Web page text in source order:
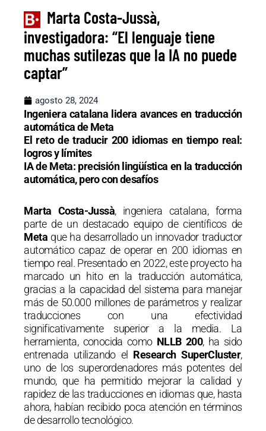
Marta Costa-Jussà,
investigadora: “El lenguaje tiene
muchas sutilezas que la IA no puede
captar”
agosto 28, 2024
Ingeniera catalana lidera avances en traducción
automática de Meta
El reto de traducir 200 idiomas en tiempo real:
logros y límites
IA de Meta: precisión lingüística en la traducción
automática, pero con desafíos
Marta Costa-Jussà, ingeniera catalana, forma
parte de un destacado equipo de científicos de
Meta que ha desarrollado un innovador traductor
automático capaz de operar en 200 idiomas en
tiempo real. Presentado en 2022, este proyecto ha
marcado un hito en la traducción automática,
gracias a la capacidad del sistema para manejar
más de 50.000 millones de parámetros y realizar
traducciones con una efectividad
significativamente superior a la media. La
herramienta, conocida como NLLB 200, ha sido
entrenada utilizando el Research SuperCluster,
uno de los superordenadores más potentes del
mundo, que ha permitido mejorar la calidad y
rapidez de las traducciones en idiomas que, hasta
ahora, habían recibido poca atención en términos
de desarrollo tecnológico.